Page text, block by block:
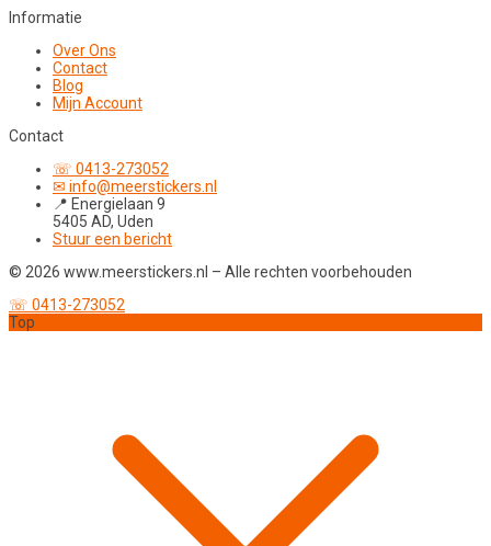
Informatie
Over Ons
Contact
Blog
Mijn Account
Contact
☏ 0413-273052
✉ info@meerstickers.nl
📍 Energielaan 9
5405 AD, Uden
Stuur een bericht
© 2026 www.meerstickers.nl – Alle rechten voorbehouden
☏ 0413-273052
Top